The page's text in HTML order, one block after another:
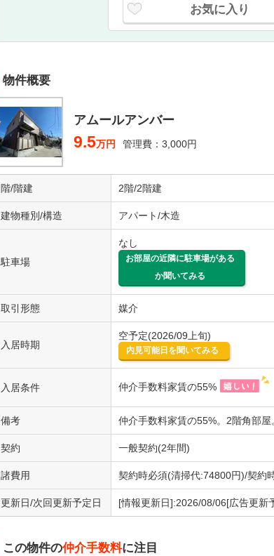
お気に入り
物件概要
アムールアンバー
9.5万円 管理費：3,000円
階/階建 2階/2階建
建物種別/構造 アパート/木造
駐車場
なし
お部屋の近隣に駐車場がある
か聞いてみる
取引形態 媒介
入居時期
空予定(2026/09上旬)
内見可能日を聞いてみる
入居条件 仲介手数料家賃の55%
備考 仲介手数料家賃の55%。2階角部屋
契約 一般契約(2年間)
諸費用 契約時必須(清掃代:74800円)/契約
更新日/次回更新予定日 [情報更新日]:2026/08/06[広告更新
この物件の仲介手数料に注目